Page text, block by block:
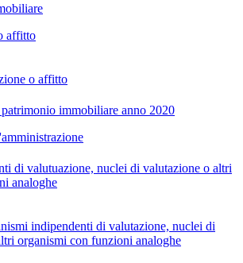
affitto
o affitto
immobiliare anno 2020
di valutuazione, nuclei di valutazione o altri
analoghe
indipendenti di valutazione, nuclei di
organismi con funzioni analoghe